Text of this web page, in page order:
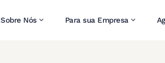
Sobre Nós Para sua Empresa